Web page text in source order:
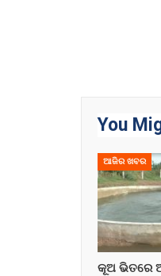
You
ଆଜିର ଖବର
କୂଅ ଭିତରେ